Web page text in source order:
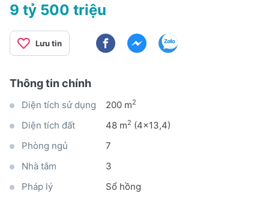
9 tỷ 500 triệu
Lưu tin
Thông tin chính
Diện tích sử dụng 200 m2
Diện tích đất 48 m2 (4x13,4)
Phòng ngủ
7
Nhà tắm
3
Pháp lý
Sổ hồng